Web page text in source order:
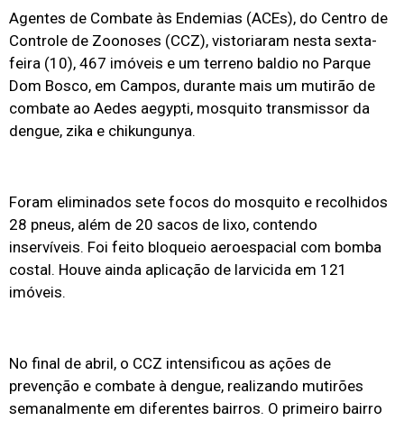
Agentes de Combate às Endemias (ACEs), do Centro de
Controle de Zoonoses (CCZ), vistoriaram nesta sexta-
feira (10), 467 imóveis e um terreno baldio no Parque
Dom Bosco, em Campos, durante mais um mutirão de
combate ao Aedes aegypti, mosquito transmissor da
dengue, zika e chikungunya.
Foram eliminados sete focos do mosquito e recolhidos
28 pneus, além de 20 sacos de lixo, contendo
inservíveis. Foi feito bloqueio aeroespacial com bomba
costal. Houve ainda aplicação de larvicida em 121
imóveis.
No final de abril, o CCZ intensificou as ações de
prevenção e combate à dengue, realizando mutirões
semanalmente em diferentes bairros. O primeiro bairro